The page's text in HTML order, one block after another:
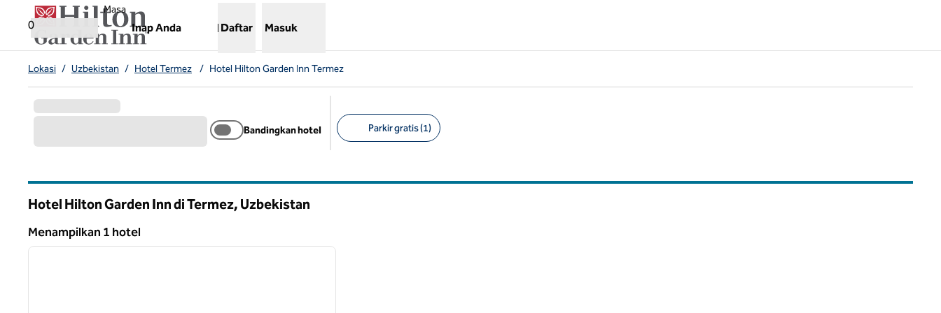
Lompati ke Konten
0
Masa
Inap Anda
,Membuka tab baru
Daftar Masuk
Lokasi / Uzbekistan / Hotel Termez / Hotel Hilton Garden Inn Termez
Bandingkan hotel Parkir gratis (1)
Hotel Hilton Garden Inn di Termez, Uzbekistan
Menampilkan 1 hotel
Menampilkan 1 hotel
1 dari 12
gambar berikutnya